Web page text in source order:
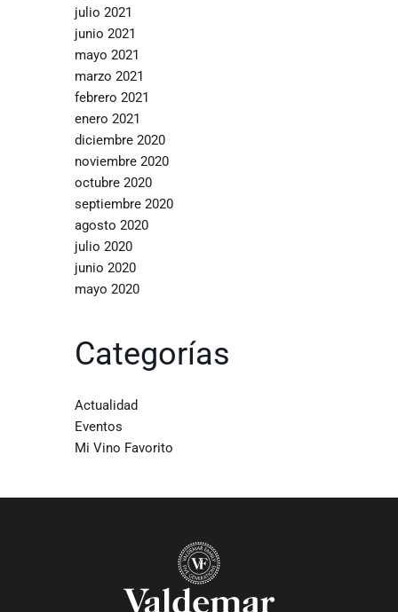
julio 2021
junio 2021
mayo 2021
marzo 2021
febrero 2021
enero 2021
diciembre 2020
noviembre 2020
octubre 2020
septiembre 2020
agosto 2020
julio 2020
junio 2020
mayo 2020
Categorías
Actualidad
Eventos
Mi Vino Favorito